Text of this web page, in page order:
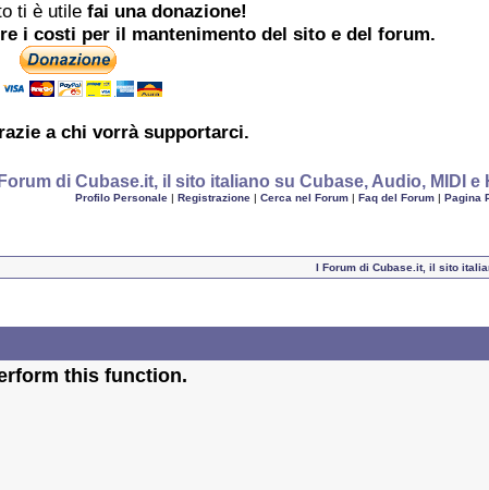
ti è utile fai una donazione!
i costi per il mantenimento del sito e del forum.
a chi vorrà supportarci.
Forum di Cubase.it, il sito italiano su Cubase, Audio, MIDI
Profilo Personale| Registrazione| Cerca nel Forum| Faq del Forum| Pagina
I Forum di Cubase.it, il sito
this function.